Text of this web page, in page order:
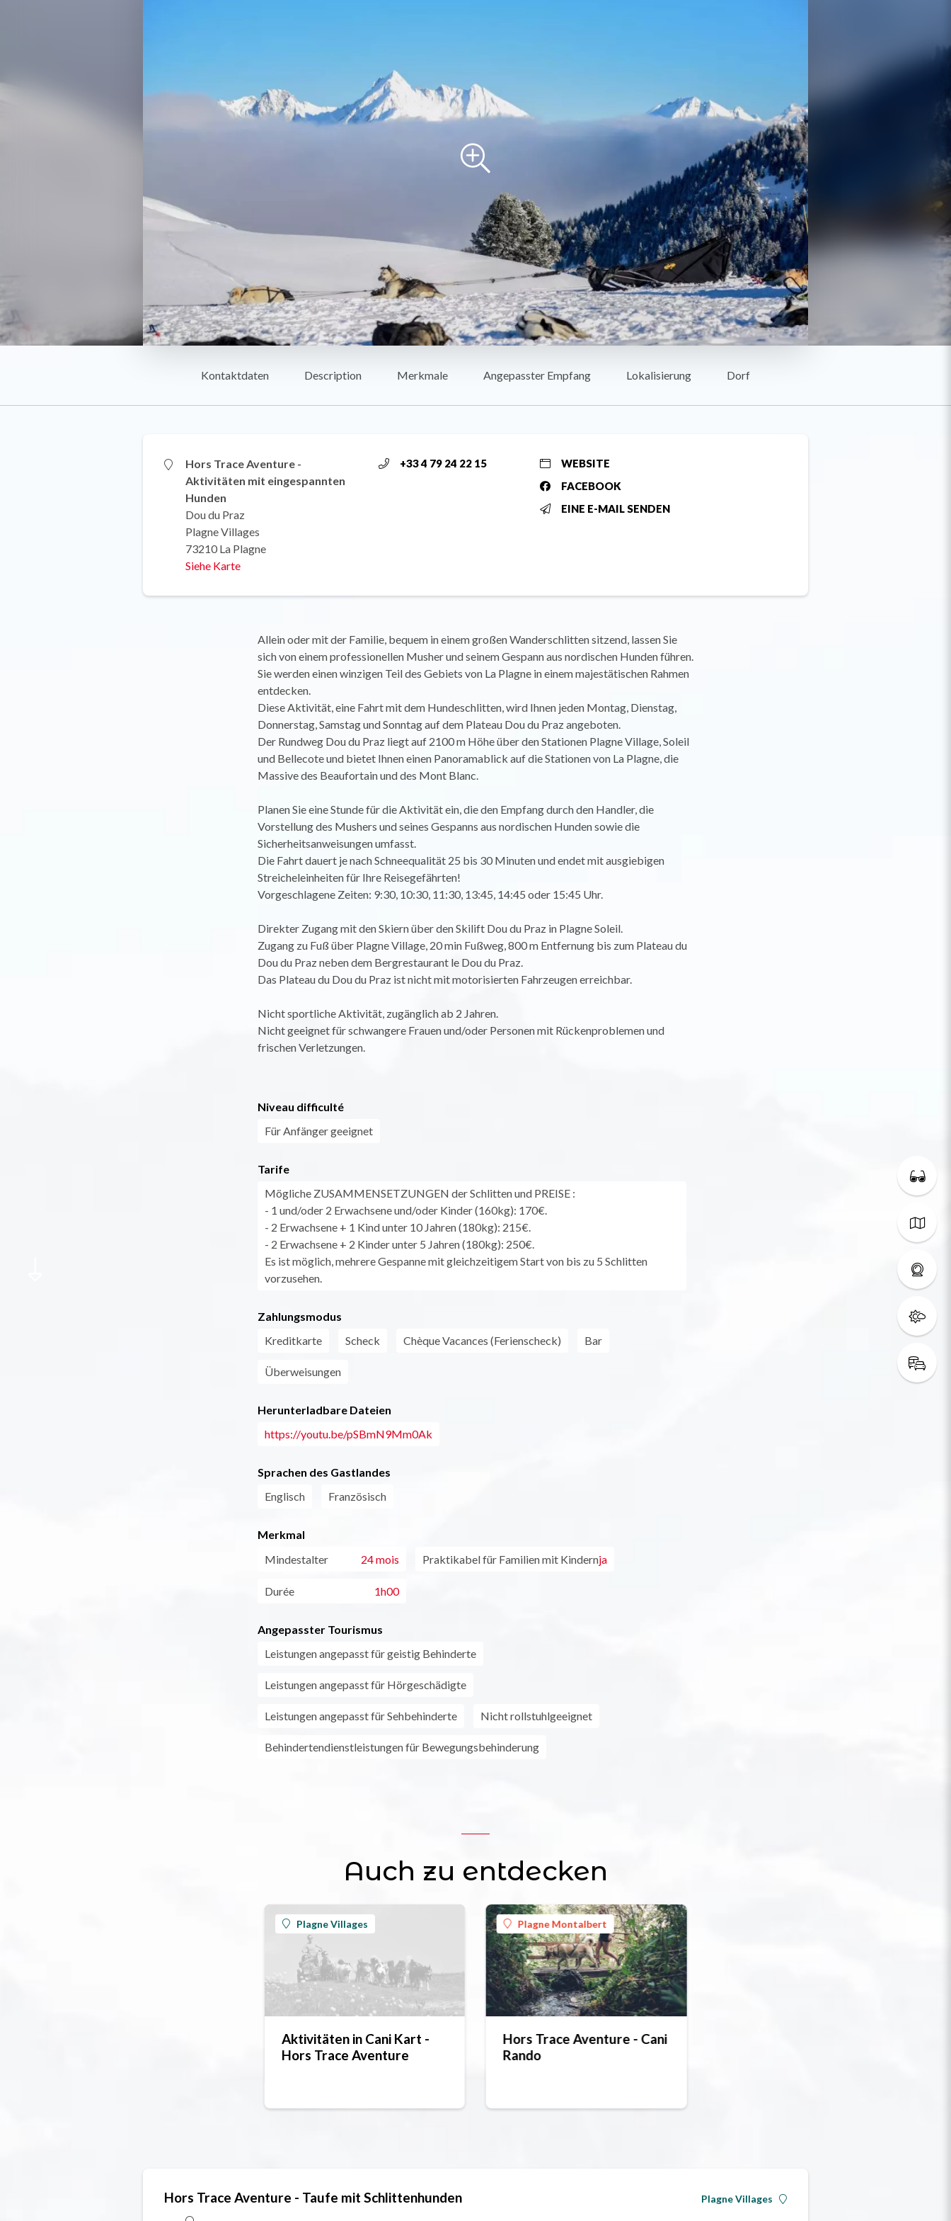
Kontaktdaten Description Merkmale Angepasster Empfang Lokalisierung Dorf
Hors Trace Aventure -
Aktivitäten mit eingespannten
Hunden
Dou du Praz
Plagne Villages
73210 La Plagne
Siehe Karte
+33 4 79 24 22 15
WEBSITE
FACEBOOK
EINE E-MAIL SENDEN
Allein oder mit der Familie, bequem in einem großen Wanderschlitten sitzend, lassen Sie
sich von einem professionellen Musher und seinem Gespann aus nordischen Hunden führen.
Sie werden einen winzigen Teil des Gebiets von La Plagne in einem majestätischen Rahmen
entdecken.
Diese Aktivität, eine Fahrt mit dem Hundeschlitten, wird Ihnen jeden Montag, Dienstag,
Donnerstag, Samstag und Sonntag auf dem Plateau Dou du Praz angeboten.
Der Rundweg Dou du Praz liegt auf 2100 m Höhe über den Stationen Plagne Village, Soleil
und Bellecote und bietet Ihnen einen Panoramablick auf die Stationen von La Plagne, die
Massive des Beaufortain und des Mont Blanc.
Planen Sie eine Stunde für die Aktivität ein, die den Empfang durch den Handler, die
Vorstellung des Mushers und seines Gespanns aus nordischen Hunden sowie die
Sicherheitsanweisungen umfasst.
Die Fahrt dauert je nach Schneequalität 25 bis 30 Minuten und endet mit ausgiebigen
Streicheleinheiten für Ihre Reisegefährten!
Vorgeschlagene Zeiten: 9:30, 10:30, 11:30, 13:45, 14:45 oder 15:45 Uhr.
Direkter Zugang mit den Skiern über den Skilift Dou du Praz in Plagne Soleil.
Zugang zu Fuß über Plagne Village, 20 min Fußweg, 800 m Entfernung bis zum Plateau du
Dou du Praz neben dem Bergrestaurant le Dou du Praz.
Das Plateau du Dou du Praz ist nicht mit motorisierten Fahrzeugen erreichbar.
Nicht sportliche Aktivität, zugänglich ab 2 Jahren.
Nicht geeignet für schwangere Frauen und/oder Personen mit Rückenproblemen und
frischen Verletzungen.
Niveau difficulté
Für Anfänger geeignet
Tarife
Mögliche ZUSAMMENSETZUNGEN der Schlitten und PREISE :
- 1 und/oder 2 Erwachsene und/oder Kinder (160kg): 170€.
- 2 Erwachsene + 1 Kind unter 10 Jahren (180kg): 215€.
- 2 Erwachsene + 2 Kinder unter 5 Jahren (180kg): 250€.
Es ist möglich, mehrere Gespanne mit gleichzeitigem Start von bis zu 5 Schlitten
vorzusehen.
Zahlungsmodus
Kreditkarte
Scheck Chèque Vacances (Ferienscheck) Bar
Überweisungen
Herunterladbare Dateien
https://youtu.be/pSBmN9Mm0Ak
Sprachen des Gastlandes
Englisch
Französisch
Merkmal
Mindestalter
24 mois Praktikabel für Familien mit Kindernja
Durée 1h00
Angepasster Tourismus
Leistungen angepasst für geistig Behinderte
Leistungen angepasst für Hörgeschädigte
Leistungen angepasst für Sehbehinderte Nicht rollstuhlgeeignet
Behindertendienstleistungen für Bewegungsbehinderung
Auch zu entdecken
Plagne Villages
Aktivitäten in Cani Kart -
Hors Trace Aventure
Plagne Montalbert
Hors Trace Aventure - Cani
Rando
Hors Trace Aventure - Taufe mit Schlittenhunden Plagne Villages